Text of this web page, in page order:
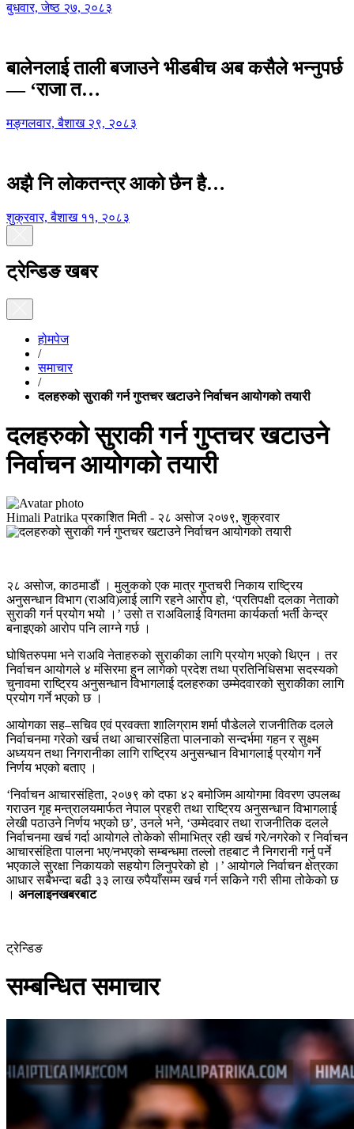
बुधवार, जेष्ठ २७, २०८३
बालेनलाई ताली बजाउने भीडबीच अब कसैले भन्नुपर्छ
— ‘राजा त…
मङ्गलवार, बैशाख २९, २०८३
अझै नि लोकतन्त्र आको छैन है…
शुक्रवार, बैशाख ११, २०८३
ट्रेन्डिङ खबर
होमपेज
/
समाचार
/
दलहरुको सुराकी गर्न गुप्तचर खटाउने निर्वाचन आयोगको तयारी
दलहरुको सुराकी गर्न गुप्तचर खटाउने
निर्वाचन आयोगको तयारी
Himali Patrika प्रकाशित मिती - २८ असोज २०७९, शुक्रवार
२८ असोज, काठमाडौं । मुलुकको एक मात्र गुप्तचरी निकाय राष्ट्रिय
अनुसन्धान विभाग (राअवि)लाई लागि रहने आरोप हो, ‘प्रतिपक्षी दलका नेताको
सुराकी गर्न प्रयोग भयो ।’ उसो त राअविलाई विगतमा कार्यकर्ता भर्ती केन्द्र
बनाइएको आरोप पनि लाग्ने गर्छ ।
घोषितरुपमा भने राअवि नेताहरुको सुराकीका लागि प्रयोग भएको थिएन । तर
निर्वाचन आयोगले ४ मंसिरमा हुन लागेको प्रदेश तथा प्रतिनिधिसभा सदस्यको
चुनावमा राष्ट्रिय अनुसन्धान विभागलाई दलहरुका उम्मेदवारको सुराकीका लागि
प्रयोग गर्ने भएको छ ।
आयोगका सह–सचिव एवं प्रवक्ता शालिग्राम शर्मा पौडेलले राजनीतिक दलले
निर्वाचनमा गरेको खर्च तथा आचारसंहिता पालनाको सन्दर्भमा गहन र सुक्ष्म
अध्ययन तथा निगरानीका लागि राष्ट्रिय अनुसन्धान विभागलाई प्रयोग गर्ने
निर्णय भएको बताए ।
‘निर्वाचन आचारसंहिता, २०७९ को दफा ४२ बमोजिम आयोगमा विवरण उपलब्ध
गराउन गृह मन्त्रालयमार्फत नेपाल प्रहरी तथा राष्ट्रिय अनुसन्धान विभागलाई
लेखी पठाउने निर्णय भएको छ’, उनले भने, ‘उम्मेदवार तथा राजनीतिक दलले
निर्वाचनमा खर्च गर्दा आयोगले तोकेको सीमाभित्र रही खर्च गरे/नगरेको र निर्वाचन
आचारसंहिता पालना भए/नभएको सम्बन्धमा तल्लो तहबाट नै निगरानी गर्नु पर्ने
भएकाले सुरक्षा निकायको सहयोग लिनुपरेको हो ।’ आयोगले निर्वाचन क्षेत्रका
आधार सबैभन्दा बढी ३३ लाख रुपैयाँसम्म खर्च गर्न सकिने गरी सीमा तोकेको छ
। अनलाइनखबरबाट
ट्रेन्डिङ
सम्बन्धित समाचार